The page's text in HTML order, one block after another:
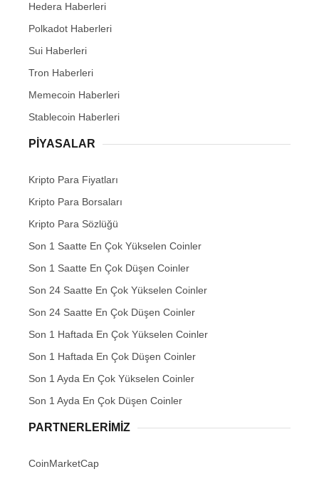
Hedera Haberleri
Polkadot Haberleri
Sui Haberleri
Tron Haberleri
Memecoin Haberleri
Stablecoin Haberleri
PIYASALAR
Kripto Para Fiyatları
Kripto Para Borsaları
Kripto Para Sözlüğü
Son 1 Saatte En Çok Yükselen Coinler
Son 1 Saatte En Çok Düşen Coinler
Son 24 Saatte En Çok Yükselen Coinler
Son 24 Saatte En Çok Düşen Coinler
Son 1 Haftada En Çok Yükselen Coinler
Son 1 Haftada En Çok Düşen Coinler
Son 1 Ayda En Çok Yükselen Coinler
Son 1 Ayda En Çok Düşen Coinler
PARTNERLERIMIZ
CoinMarketCap